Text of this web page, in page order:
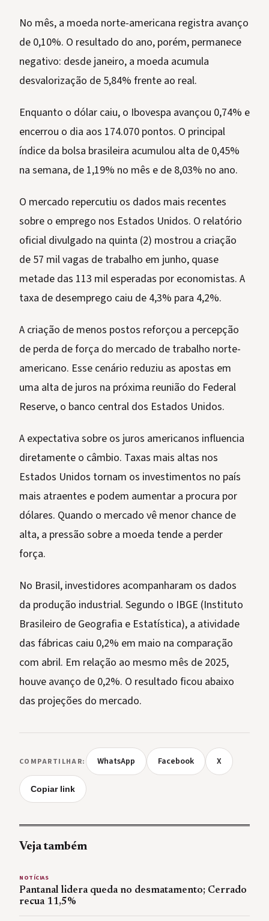
No mês, a moeda norte-americana registra avanço
de 0,10%. O resultado do ano, porém, permanece
negativo: desde janeiro, a moeda acumula
desvalorização de 5,84% frente ao real.
Enquanto o dólar caiu, o Ibovespa avançou 0,74% e
encerrou o dia aos 174.070 pontos. O principal
índice da bolsa brasileira acumulou alta de 0,45%
na semana, de 1,19% no mês e de 8,03% no ano.
O mercado repercutiu os dados mais recentes
sobre o emprego nos Estados Unidos. O relatório
oficial divulgado na quinta (2) mostrou a criação
de 57 mil vagas de trabalho em junho, quase
metade das 113 mil esperadas por economistas. A
taxa de desemprego caiu de 4,3% para 4,2%.
A criação de menos postos reforçou a percepção
de perda de força do mercado de trabalho norte-
americano. Esse cenário reduziu as apostas em
uma alta de juros na próxima reunião do Federal
Reserve, o banco central dos Estados Unidos.
A expectativa sobre os juros americanos influencia
diretamente o câmbio. Taxas mais altas nos
Estados Unidos tornam os investimentos no país
mais atraentes e podem aumentar a procura por
dólares. Quando o mercado vê menor chance de
alta, a pressão sobre a moeda tende a perder
força.
No Brasil, investidores acompanharam os dados
da produção industrial. Segundo o IBGE (Instituto
Brasileiro de Geografia e Estatística), a atividade
das fábricas caiu 0,2% em maio na comparação
com abril. Em relação ao mesmo mês de 2025,
houve avanço de 0,2%. O resultado ficou abaixo
das projeções do mercado.
COMPARTILHAR: WhatsApp Facebook X
Copiar link
Veja também
NOTÍCIAS
Pantanal lidera queda no desmatamento; Cerrado
recua 11,5%